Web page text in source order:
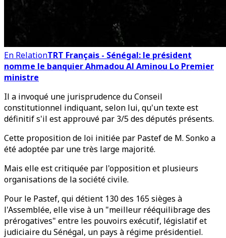
En RelationTRT Français - Sénégal: le président
nomme le banquier Ahmadou Al Aminou Lo Premier
ministre
Il a invoqué une jurisprudence du Conseil
constitutionnel indiquant, selon lui, qu'un texte est
définitif s'il est approuvé par 3/5 des députés présents.
Cette proposition de loi initiée par Pastef de M. Sonko a
été adoptée par une très large majorité.
Mais elle est critiquée par l'opposition et plusieurs
organisations de la société civile.
Pour le Pastef, qui détient 130 des 165 sièges à
l'Assemblée, elle vise à un "meilleur rééquilibrage des
prérogatives" entre les pouvoirs exécutif, législatif et
judiciaire du Sénégal, un pays à régime présidentiel.